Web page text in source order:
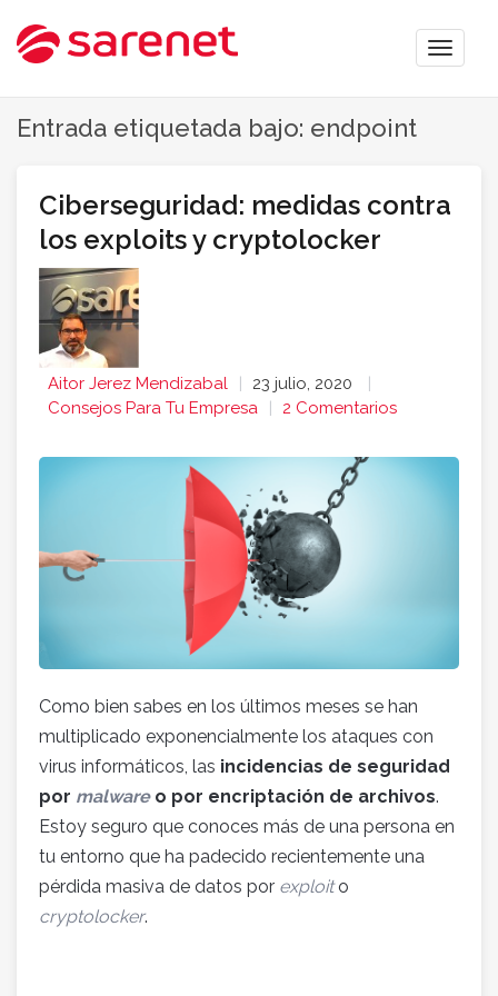
Toggle
Entrada etiquetada bajo: endpoint
Ciberseguridad: medidas contra
los exploits y cryptolocker
Aitor Jerez Mendizabal
23 julio, 2020
Consejos Para Tu Empresa
2 Comentarios
Como bien sabes en los últimos meses se han
multiplicado exponencialmente los ataques con
virus informáticos, las incidencias de seguridad
por malwareo por encriptación de archivos.
Estoy seguro que conoces más de una persona en
tu entorno que ha padecido recientemente una
pérdida masiva de datos por exploito
cryptolocker.